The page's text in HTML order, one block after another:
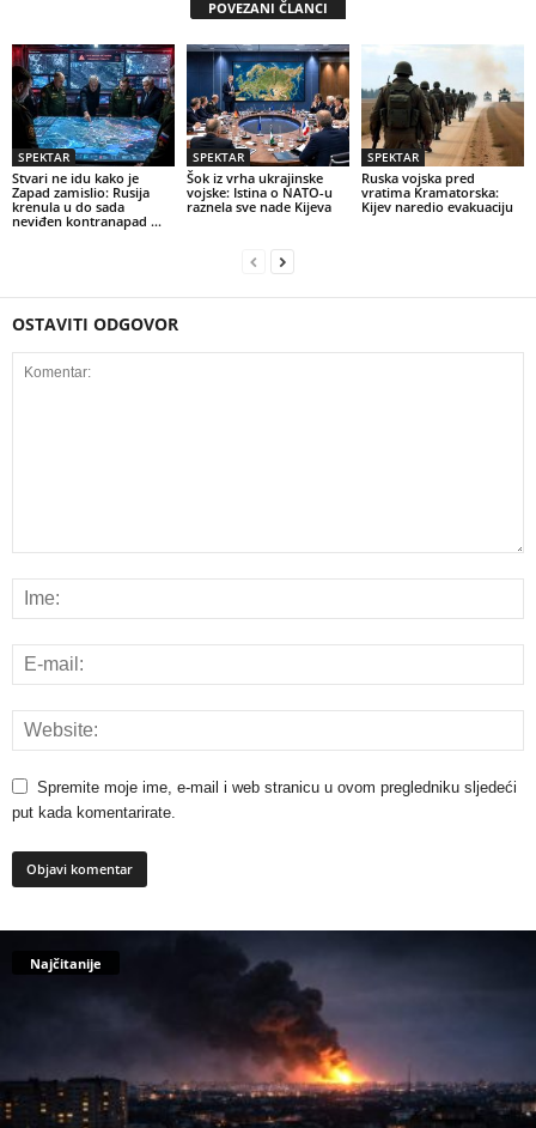
POVEZANI ČLANCI
SPEKTAR
Stvari ne idu kako je
Zapad zamislio: Rusija
krenula u do sada
neviđen kontranapad …
SPEKTAR
Šok iz vrha ukrajinske
vojske: Istina o NATO-u
raznela sve nade Kijeva
SPEKTAR
Ruska vojska pred
vratima Kramatorska:
Kijev naredio evakuaciju
OSTAVITI ODGOVOR
Spremite moje ime, e-mail i web stranicu u ovom pregledniku sljedeći
put kada komentarirate.
Najčitanije